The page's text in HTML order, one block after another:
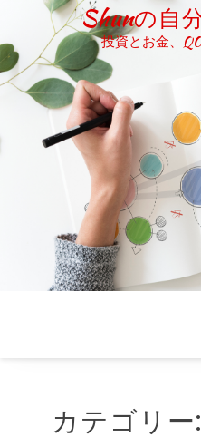
テ
ン
ツ
キ
Shunの自
投資とお金、
カテゴリー: